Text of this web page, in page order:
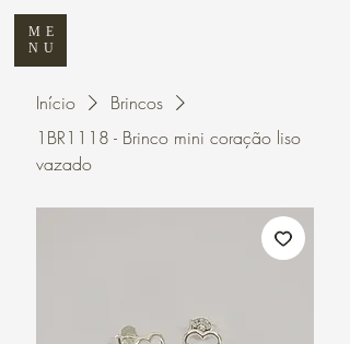
ME
NU
Início
Brincos
1BR1118 - Brinco mini coração liso
vazado